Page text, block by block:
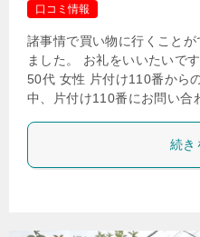
口コミ情報
諸事情で買い物に行くこと
ました。 お礼をいいたいで
50代 女性 片付け110番から
中、片付け110番にお問い
続き